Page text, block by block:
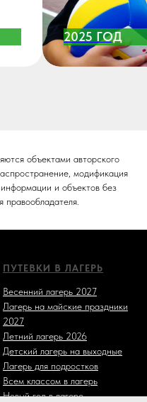
2025 ГОД
объектами авторского
модификация
и объектов без
правообладателя.
ПУТЕВКИ В ЛАГЕРЬ
Весенний лагерь 2027
Лагерь на майские праздники
2027
Летний лагерь 2026
Детский лагерь на выходные
Лагерь для подростков
Всем классом в лагерь
Новый год в лагере